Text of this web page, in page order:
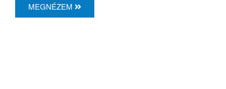
MEGNÉZEM